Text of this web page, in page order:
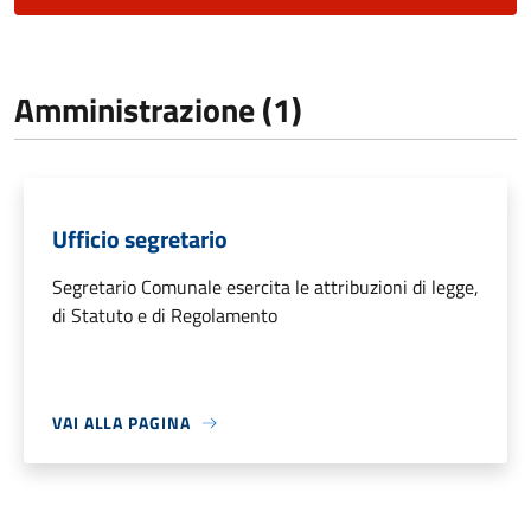
Amministrazione (1)
Ufficio segretario
Segretario Comunale esercita le attribuzioni di legge,
di Statuto e di Regolamento
VAI ALLA PAGINA